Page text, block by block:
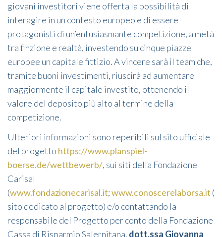
giovani investitori viene offerta la possibilità di
interagire in un contesto europeo e di essere
protagonisti di un’entusiasmante competizione, a metà
tra finzione e realtà, investendo su cinque piazze
europee un capitale fittizio. A vincere sarà il team che,
tramite buoni investimenti, riuscirà ad aumentare
maggiormente il capitale investito, ottenendo il
valore del deposito più alto al termine della
competizione.
Ulteriori informazioni sono reperibili sul sito ufficiale
del progetto https://www.planspiel-
boerse.de/wettbewerb/, sui siti della Fondazione
Carisal
(www.fondazionecarisal.it;www.conoscerelaborsa.it (
sito dedicato al progetto) e/o contattando la
responsabile del Progetto per conto della Fondazione
Cassa di Risparmio Salernitana, dott.ssa Giovanna